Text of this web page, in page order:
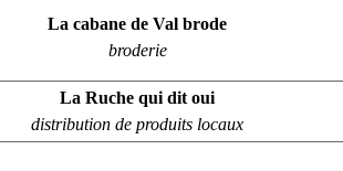
La cabane de Val brode
broderie
La Ruche qui dit oui
distribution de produits locaux